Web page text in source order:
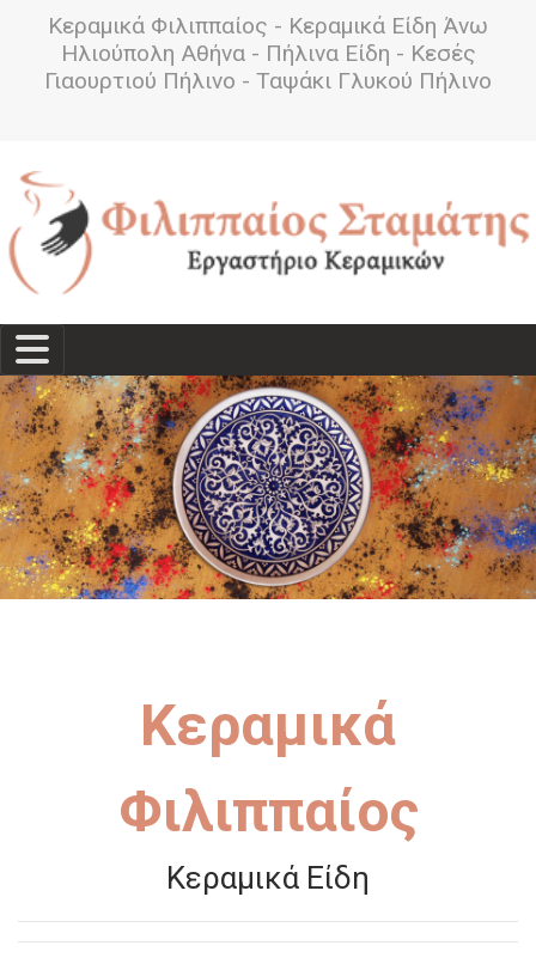
Κεραμικά Φιλιππαίος - Κεραμικά Είδη Άνω
Ηλιούπολη Αθήνα - Πήλινα Είδη - Κεσές
Γιαουρτιού Πήλινο - Ταψάκι Γλυκού Πήλινο
Κεραμικά
Φιλιππαίος
Κεραμικά Είδη